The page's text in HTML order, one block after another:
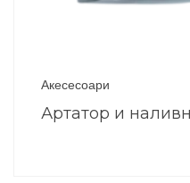
Акесесоари
Артатор и